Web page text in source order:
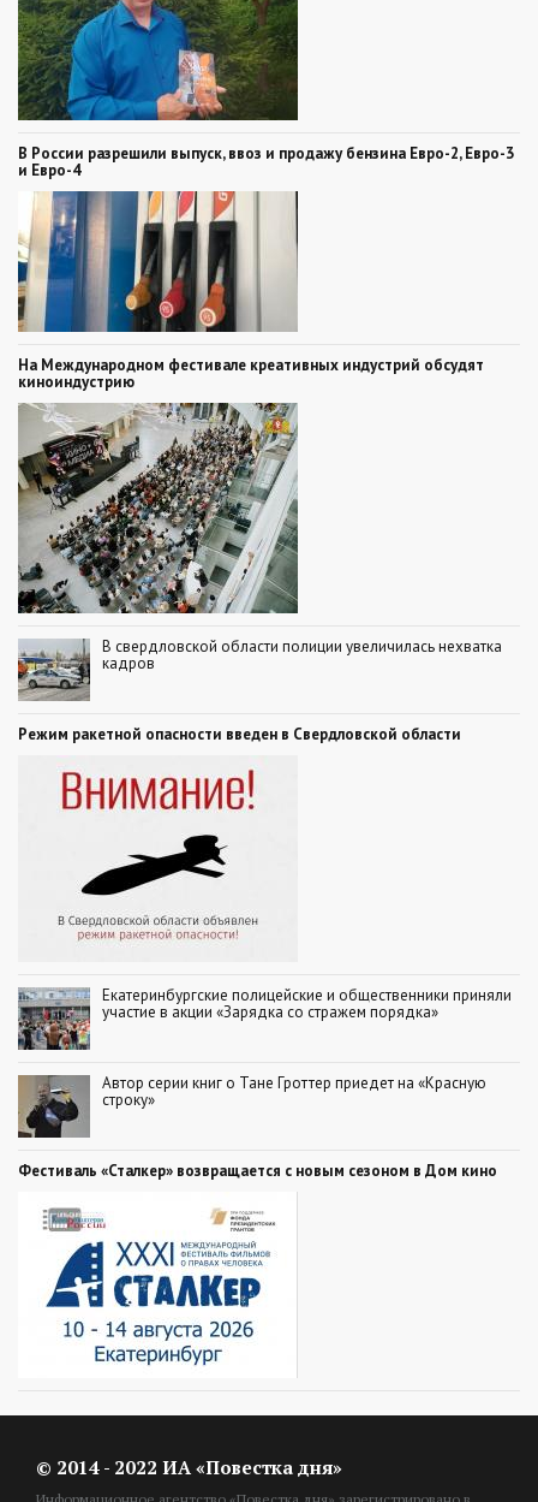
В России разрешили выпуск, ввоз и продажу бензина Евро-2, Евро-3
и Евро-4
На Международном фестивале креативных индустрий обсудят
киноиндустрию
В свердловской области полиции увеличилась нехватка
кадров
Режим ракетной опасности введен в Свердловской области
Екатеринбургские полицейские и общественники приняли
участие в акции «Зарядка со стражем порядка»
Автор серии книг о Тане Гроттер приедет на «Красную
строку»
Фестиваль «Сталкер» возвращается с новым сезоном в Дом кино
© 2014 - 2022 ИА «Повестка дня»